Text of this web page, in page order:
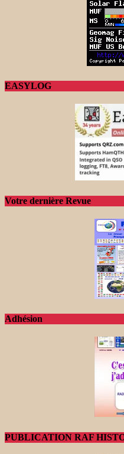
EASYLOG
Votre dernière Revue
Adhésion
PUBLICATION RAF